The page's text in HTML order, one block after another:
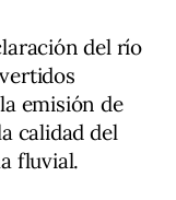
del río
emisión de
calidad del
fluvial.